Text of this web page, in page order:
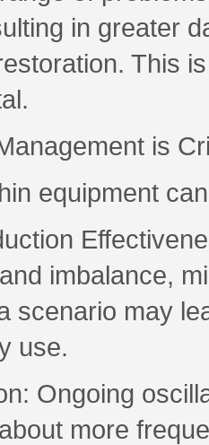
in greater
This
is
equipment
imbalance,
scenario may
use.
Ongoing
more